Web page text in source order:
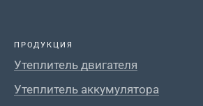
ПРОДУКЦИЯ
Утеплитель двигателя
Утеплитель аккумулятора